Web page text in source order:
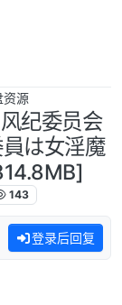
资源
纪委员会
は女淫魔
143
登录后回复